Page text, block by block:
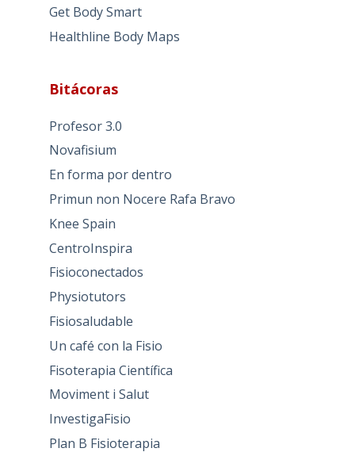
Get Body Smart
Healthline Body Maps
Bitácoras
Profesor 3.0
Novafisium
En forma por dentro
Primun non Nocere Rafa Bravo
Knee Spain
CentroInspira
Fisioconectados
Physiotutors
Fisiosaludable
Un café con la Fisio
Fisoterapia Científica
Moviment i Salut
InvestigaFisio
Plan B Fisioterapia